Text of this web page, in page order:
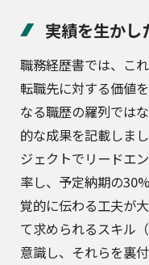
実績を生かし
職務経歴書では、こ
転職先に対する価値
なる職歴の羅列では
的な成果を記載しま
ジェクトでリードエ
率し、予定納期の
覚的に伝わる工夫が
て求められるスキル
意識し、それらを裏